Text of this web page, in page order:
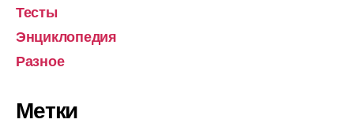
Тесты
Энциклопедия
Разное
Метки